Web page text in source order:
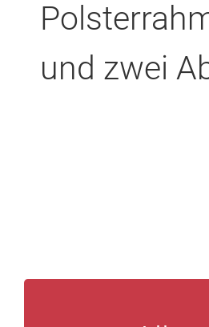
und zwei